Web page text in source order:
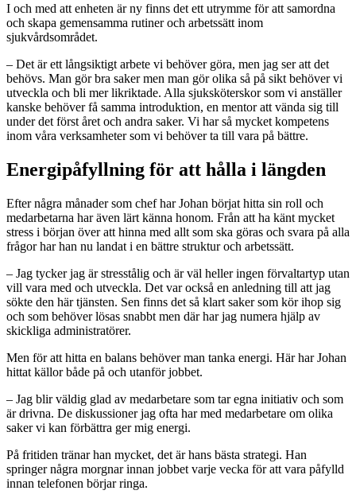
I och med att enheten är ny finns det ett utrymme för att samordna
och skapa gemensamma rutiner och arbetssätt inom
sjukvårdsområdet.
– Det är ett långsiktigt arbete vi behöver göra, men jag ser att det
behövs. Man gör bra saker men man gör olika så på sikt behöver vi
utveckla och bli mer likriktade. Alla sjuksköterskor som vi anställer
kanske behöver få samma introduktion, en mentor att vända sig till
under det först året och andra saker. Vi har så mycket kompetens
inom våra verksamheter som vi behöver ta till vara på bättre.
Energipåfyllning för att hålla i längden
Efter några månader som chef har Johan börjat hitta sin roll och
medarbetarna har även lärt känna honom. Från att ha känt mycket
stress i början över att hinna med allt som ska göras och svara på alla
frågor har han nu landat i en bättre struktur och arbetssätt.
– Jag tycker jag är stresstålig och är väl heller ingen förvaltartyp utan
vill vara med och utveckla. Det var också en anledning till att jag
sökte den här tjänsten. Sen finns det så klart saker som kör ihop sig
och som behöver lösas snabbt men där har jag numera hjälp av
skickliga administratörer.
Men för att hitta en balans behöver man tanka energi. Här har Johan
hittat källor både på och utanför jobbet.
– Jag blir väldig glad av medarbetare som tar egna initiativ och som
är drivna. De diskussioner jag ofta har med medarbetare om olika
saker vi kan förbättra ger mig energi.
På fritiden tränar han mycket, det är hans bästa strategi. Han
springer några morgnar innan jobbet varje vecka för att vara påfylld
innan telefonen börjar ringa.